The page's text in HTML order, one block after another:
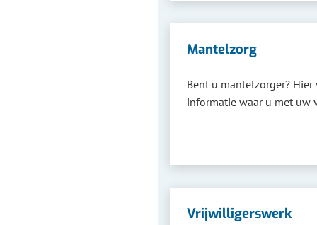
Mantelzorg
Bent u mantelzorger?
informatie waar u met uw
Vrijwilligerswerk